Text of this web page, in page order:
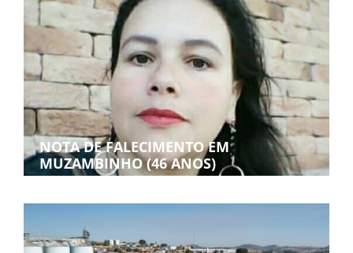
NOTA DE FALECIMENTO EM
MUZAMBINHO (46 ANOS)